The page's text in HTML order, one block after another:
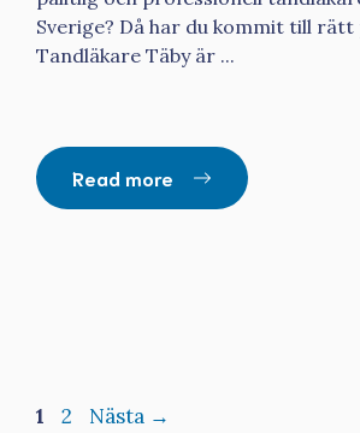
Sverige? Då har du kommit till rätt
Tandläkare Täby är ...
Read more
Sida
1 Sida
2 Nästa →